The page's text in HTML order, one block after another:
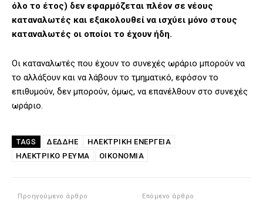
όλο το έτος) δεν εφαρμόζεται πλέον σε νέους
καταναλωτές και εξακολουθεί να ισχύει μόνο στους
καταναλωτές οι οποίοι το έχουν ήδη.
Οι καταναλωτές που έχουν το συνεχές ωράριο μπορούν να
το αλλάξουν και να λάβουν το τμηματικό, εφόσον το
επιθυμούν, δεν μπορούν, όμως, να επανέλθουν στο συνεχές
ωράριο.
TAGS ΔΕΔΔΗΕ
ΗΛΕΚΤΡΙΚΉ ΕΝΈΡΓΕΙΑ
ΗΛΕΚΤΡΙΚΌ ΡΕΎΜΑ
ΟΙΚΟΝΟΜΙΑ
Προηγούμενο άρθρο Επόμενο άρθρο